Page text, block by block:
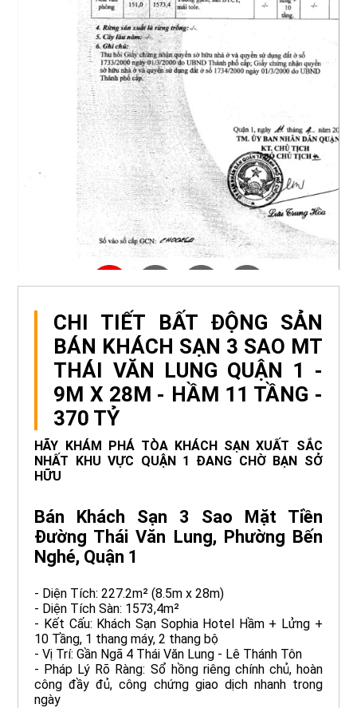
CHI TIẾT BẤT ĐỘNG SẢN
BÁN KHÁCH SẠN 3 SAO MT
THÁI VĂN LUNG QUẬN 1 -
9M X 28M - HẦM 11 TẦNG -
370 TỶ
HÃY KHÁM PHÁ TÒA KHÁCH SẠN XUẤT SẮC
NHẤT KHU VỰC QUẬN 1 ĐANG CHỜ BẠN SỞ
HỮU
Bán Khách Sạn 3 Sao Mặt Tiền
Đường Thái Văn Lung, Phường Bến
Nghé, Quận 1
- Diện Tích: 227.2m² (8.5m x 28m)
- Diện Tích Sàn: 1573,4m²
- Kết Cấu: Khách Sạn Sophia Hotel Hầm + Lửng +
10 Tầng, 1 thang máy, 2 thang bộ
- Vị Trí: Gần Ngã 4 Thái Văn Lung - Lê Thánh Tôn
- Pháp Lý Rõ Ràng: Sổ hồng riêng chính chủ, hoàn
công đầy đủ, công chứng giao dịch nhanh trong
ngày